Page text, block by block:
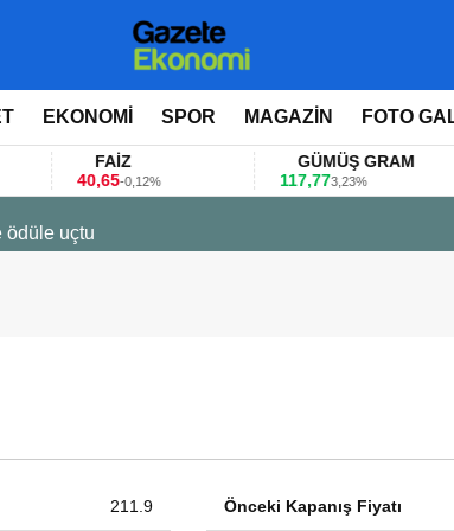
EKONOMİ SPOR MAGAZİN FOTO
40,65-0,12%
GÜMÜŞ GRAM
117,773,23%
ödüle uçtu
211.9 Önceki Kapanış Fiyatı